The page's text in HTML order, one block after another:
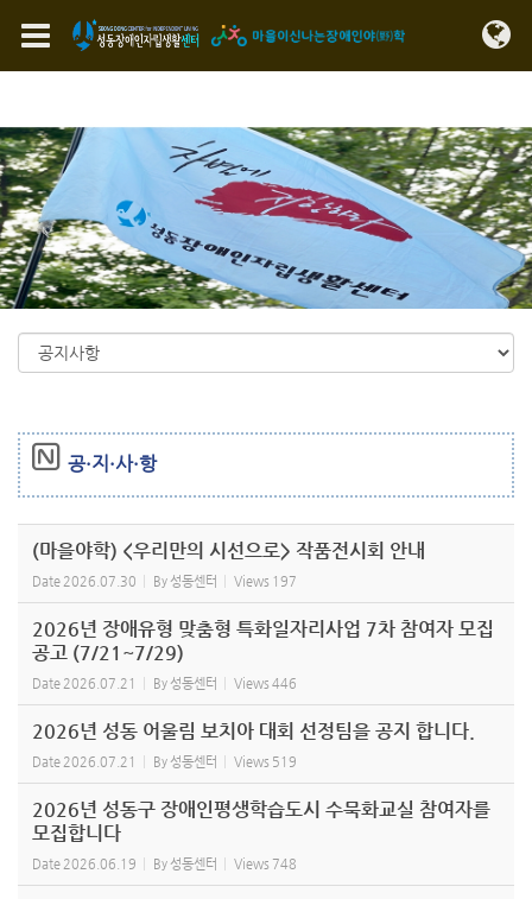
공·지·사·항
(마을야학) <우리만의 시선으로> 작품전시회 안내
Date 2026.07.30 By성동센터 Views 197
2026년 장애유형 맞춤형 특화일자리사업 7차 참여자 모집
공고 (7/21~7/29)
Date 2026.07.21 By성동센터 Views 446
2026년 성동 어울림 보치아 대회 선정팀을 공지 합니다.
Date 2026.07.21 By성동센터 Views 519
2026년 성동구 장애인평생학습도시 수묵화교실 참여자를
모집합니다
Date 2026.06.19 By성동센터 Views 748